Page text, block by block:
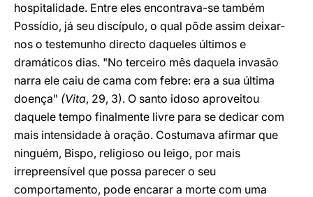
hospitalidade. Entre eles encontrava-se também
Possídio, já seu discípulo, o qual pôde assim deixar-
nos o testemunho directo daqueles últimos e
dramáticos dias. "No terceiro mês daquela invasão
narra ele caiu de cama com febre: era a sua última
doença" (Vita, 29, 3). O santo idoso aproveitou
daquele tempo finalmente livre para se dedicar com
mais intensidade à oração. Costumava afirmar que
ninguém, Bispo, religioso ou leigo, por mais
irrepreensível que possa parecer o seu
comportamento, pode encarar a morte com uma